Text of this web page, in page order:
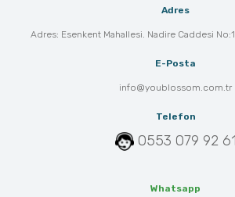
Adres
Adres: Esenkent Mahallesi. Nadire Caddesi
E-Posta
info@youblossom.com.tr
Telefon
0553 079 92 61
Whatsapp